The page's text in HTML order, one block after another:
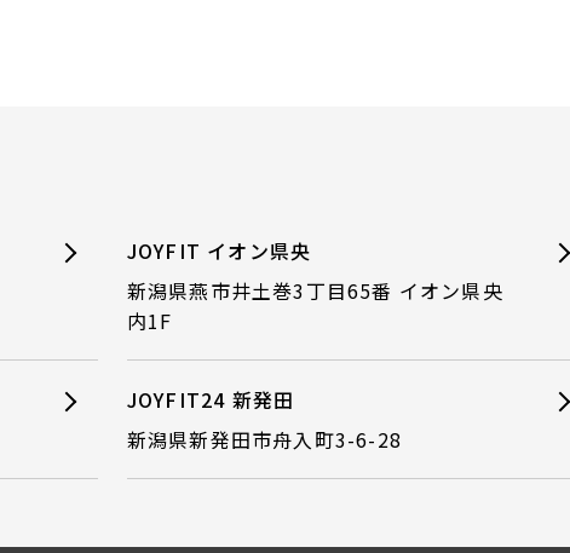
JOYFIT イオン県央
新潟県燕市井土巻3丁目65番 イオン県央
内1F
JOYFIT24 新発田
新潟県新発田市舟入町3-6-28